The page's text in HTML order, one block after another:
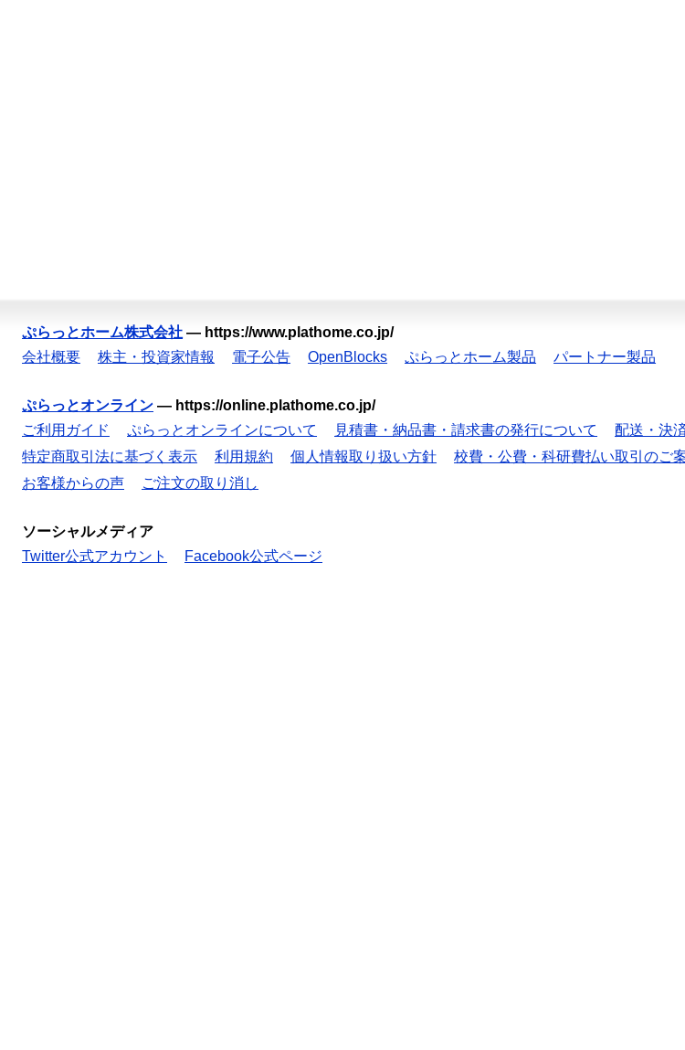
ぷらっとホーム株式会社 — https://www.plathome.co.jp/
会社概要
株主・投資家情報 電子公告 OpenBlocks ぷらっとホーム製品 パートナー製品
ぷらっとオンライン — https://online.plathome.co.jp/
ご利用ガイド
ぷらっとオンラインについて 見積書・納品書・請求書の発行について 配送・決
特定商取引法に基づく表示
利用規約 個人情報取り扱い方針 校費・公費・科研費払い取引のご
お客様からの声
ご注文の取り消し
ソーシャルメディア
Twitter公式アカウント
Facebook公式ページ